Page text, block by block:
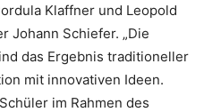
Klaffner und Leopold
Johann Schiefer. „Die
das Ergebnis traditioneller
mit innovativen Ideen.
im Rahmen des